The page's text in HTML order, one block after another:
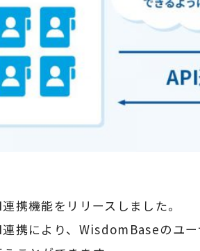
携機能をリリースしました。
携により、WisdomBaseのユ